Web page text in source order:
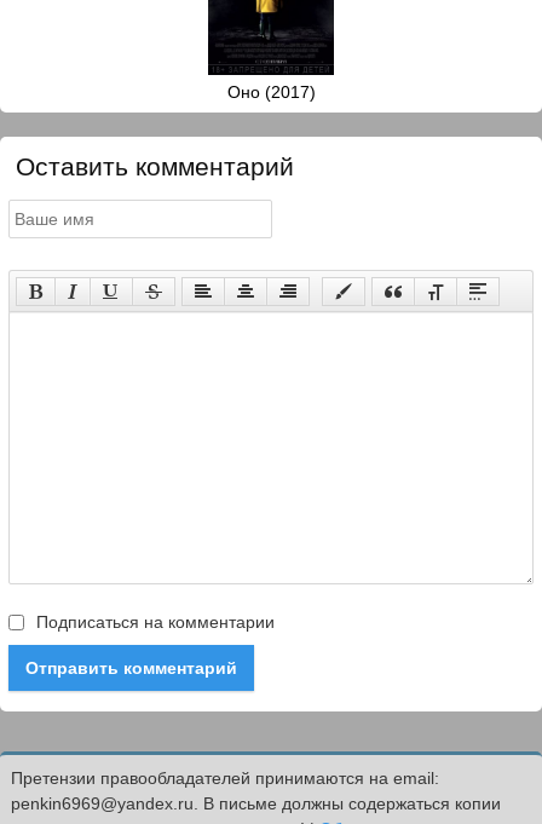
Оно (2017)
Оставить комментарий
Подписаться на комментарии
Отправить комментарий
Претензии правообладателей принимаются на email:
penkin6969@yandex.ru. В письме должны содержаться копии